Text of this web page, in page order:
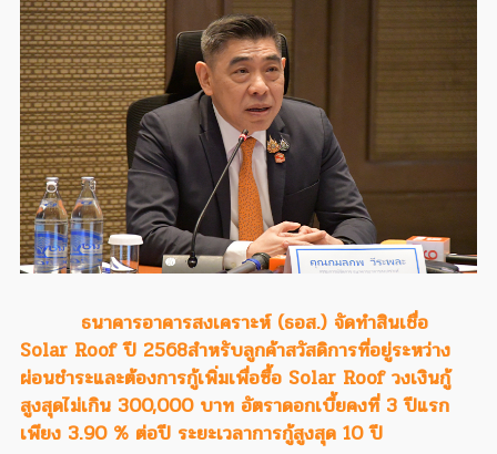
ธนาคารอาคารสงเคราะห์ (ธอส.) จัดทำสินเชื่อ
Solar Roof ปี 2568สำหรับลูกค้าสวัสดิการที่อยู่ระหว่าง
ผ่อนชำระและต้องการกู้เพิ่มเพื่อซื้อ Solar Roof วงเงินกู้
สูงสุดไม่เกิน 300,000 บาท อัตราดอกเบี้ยคงที่ 3 ปีแรก
เพียง 3.90 % ต่อปี ระยะเวลาการกู้สูงสุด 10 ปี